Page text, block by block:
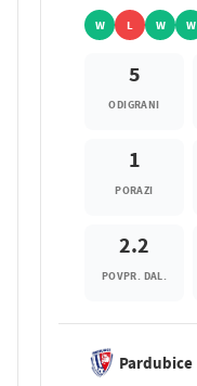
W L W W
5
ODIGRANI
1
PORAZI
2.2
POVPR. DAL.
Pardubice